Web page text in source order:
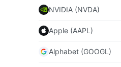
NVIDIA (NVDA)
Apple (AAPL)
Alphabet (GOOGL)